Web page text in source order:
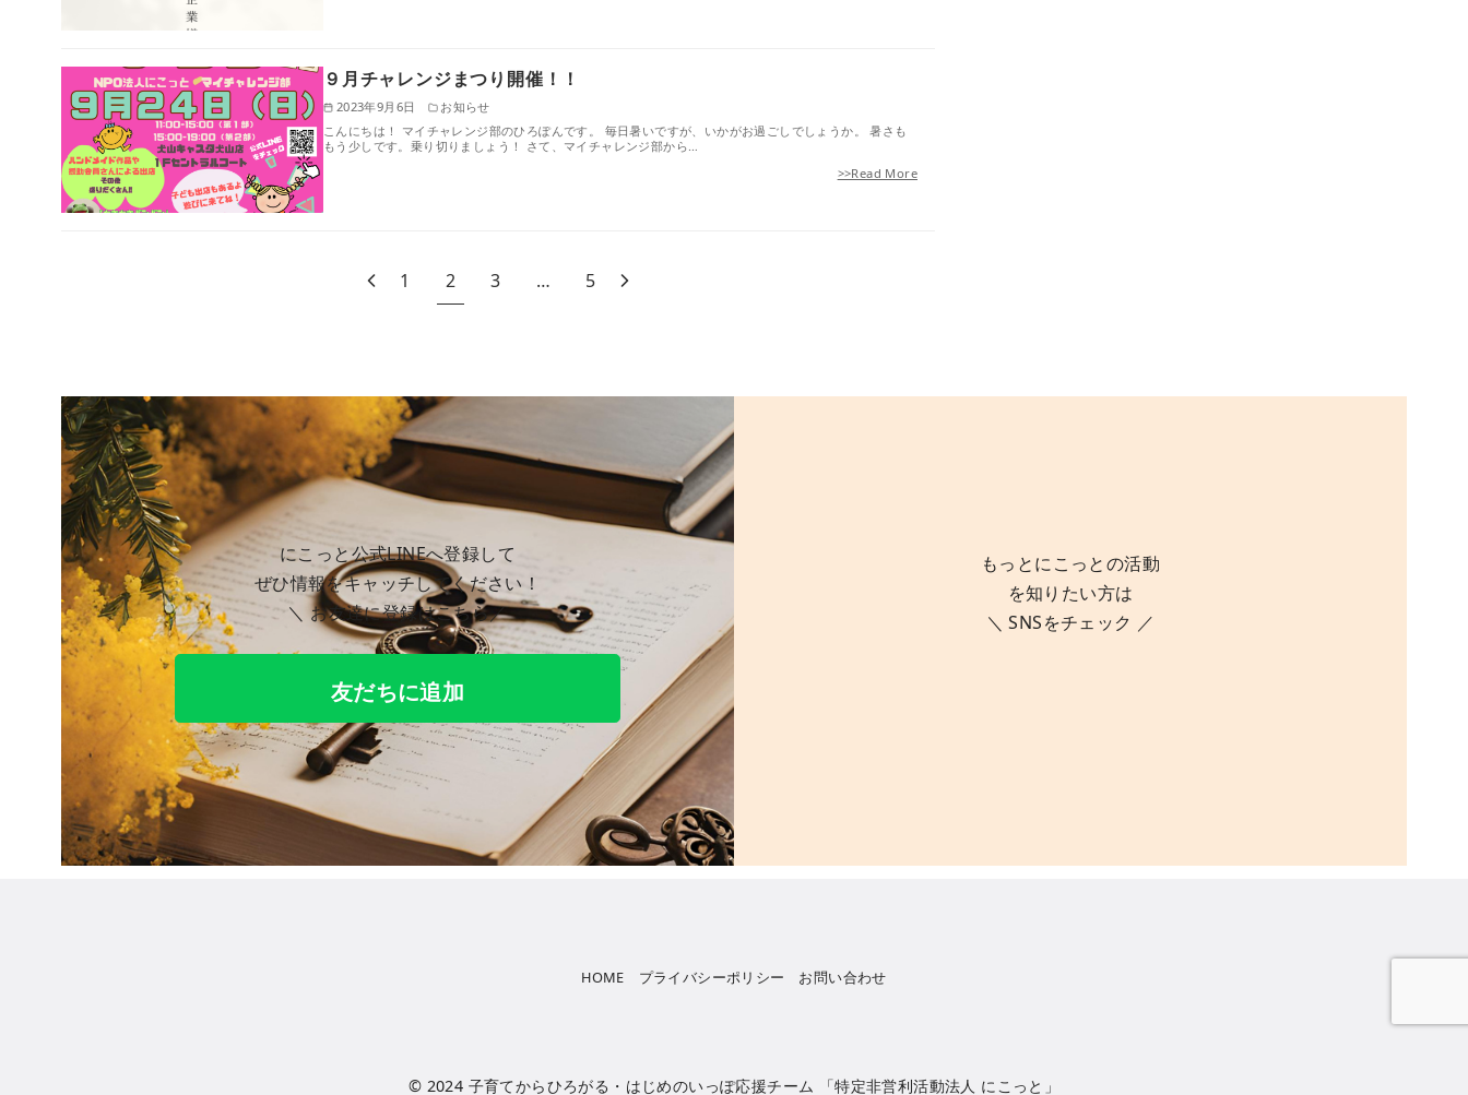
９月チャレンジまつり開催！！
2023年9月6日
お知らせ
こんにちは！ マイチャレンジ部のひろぽんです。 毎日暑いですが、いかがお過ごしでしょうか。 暑さも
もう少しです。乗り切りましょう！ さて、マイチャレンジ部から…
>>Read More
1 2 3 … 5
にこっと公式LINEへ登録して
ぜひ情報をキャッチしてください！
＼ お友達に登録はこちら／
友だちに追加
もっとにこっとの活動
を知りたい方は
＼ SNSをチェック ／
HOME プライバシーポリシー お問い合わせ
© 2024 子育てからひろがる・はじめのいっぽ応援チーム 「特定非営利活動法人 にこっと」